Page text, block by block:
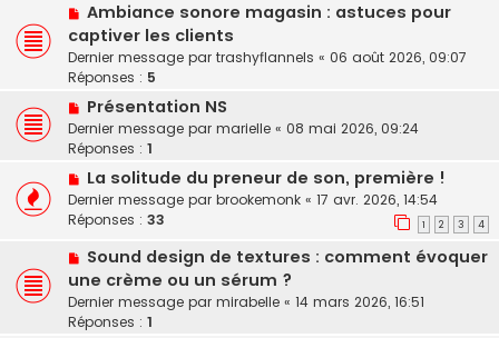
Ambiance sonore magasin : astuces pour
captiver les clients
Dernier message par trashyflannels « 06 août 2026, 09:07
Réponses : 5
Présentation NS
Dernier message par marielle « 08 mai 2026, 09:24
Réponses : 1
La solitude du preneur de son, première !
Dernier message par brookemonk « 17 avr. 2026, 14:54
Réponses : 33 1 2 3 4
Sound design de textures : comment évoquer
une crème ou un sérum ?
Dernier message par mirabelle « 14 mars 2026, 16:51
Réponses : 1